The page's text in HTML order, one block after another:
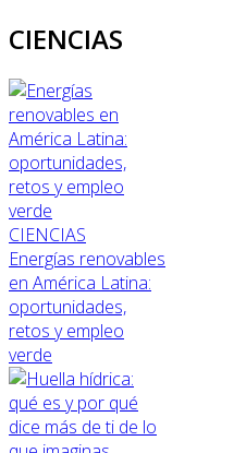
CIENCIAS
CIENCIAS
Energías renovables
en América Latina:
oportunidades,
retos y empleo
verde